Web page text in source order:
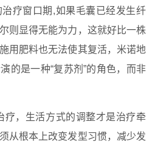
疗窗口期,如果毛囊已经发生纤
则显得无能为力，这就好比一株
用肥料也无法使其复活，米诺地
的是一种“复苏剂”的角色，而非
疗，生活方式的调整才是治疗牵
从根本上改变发型习惯，减少发